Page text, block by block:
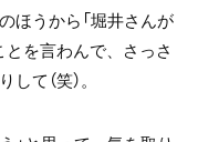
ほうから「堀井さんが
を言わんで、さっさ
て（笑）。